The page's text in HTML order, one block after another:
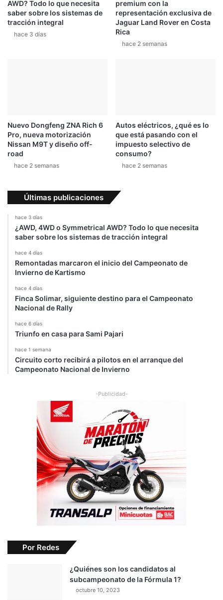
e
a
l
d
a
n
n
N
ü
o
c
a
M
o
t
n
S
e
AWD? Todo lo que necesita
saber sobre los sistemas de
tracción integral
hace 3 días
premium con la
representación exclusiva de
Jaguar Land Rover en Costa
Rica
hace 2 semanas
Nuevo Dongfeng ZNA Rich 6
Pro, nueva motorización
Nissan M9T y diseño off-
road
hace 2 semanas
Autos eléctricos, ¿qué es lo
que está pasando con el
impuesto selectivo de
consumo?
hace 2 semanas
Últimas publicaciones
hace 3 días
¿AWD, 4WD o Symmetrical AWD? Todo lo que necesita
saber sobre los sistemas de tracción integral
hace 4 días
Remontadas marcaron el inicio del Campeonato de
Invierno de Kartismo
hace 4 días
Finca Solimar, siguiente destino para el Campeonato
Nacional de Rally
hace 6 días
Triunfo en casa para Sami Pajari
hace 1 semana
Circuito corto recibirá a pilotos en el arranque del
Campeonato Nacional de Invierno
-Publicidad-
Por Redes
¿Quiénes son los candidatos al
subcampeonato de la Fórmula 1?
octubre 10, 2023